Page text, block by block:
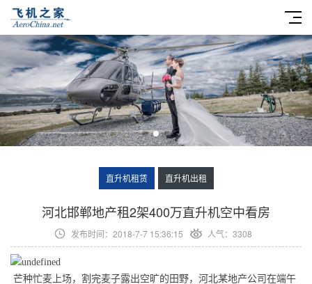
直升机租赁 直升机出租
​河北邯郸地产租2架400万直升机空中看房
发布时间：2018-7-7 15:36:15 人气：3308
芒种忙麦上场，割完麦子露出空旷的田野，河北某地产公司在端午